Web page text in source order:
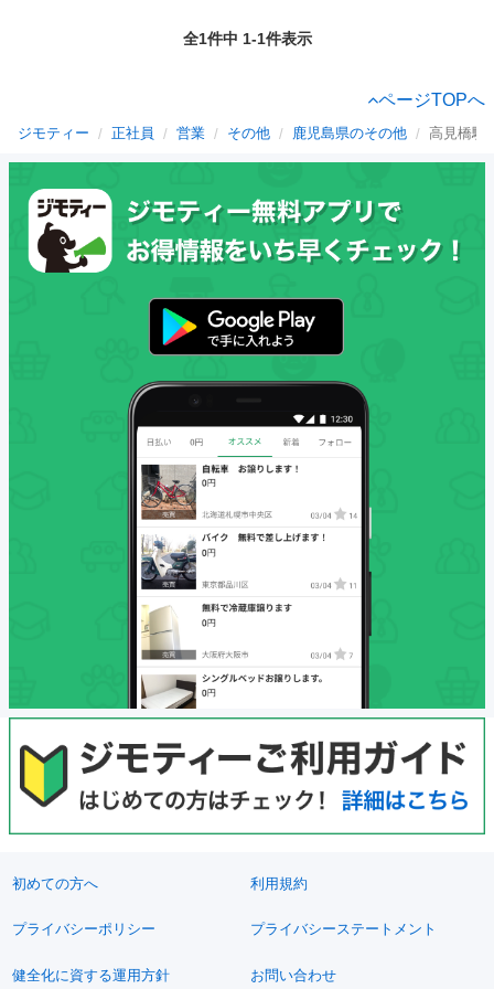
全1件中 1-1件表示
ページTOPへ
ジモティー 正社員 営業 その他 鹿児島県のその他 高見橋駅
初めての方へ 利用規約
プライバシーポリシー プライバシーステートメント
健全化に資する運用方針 お問い合わせ